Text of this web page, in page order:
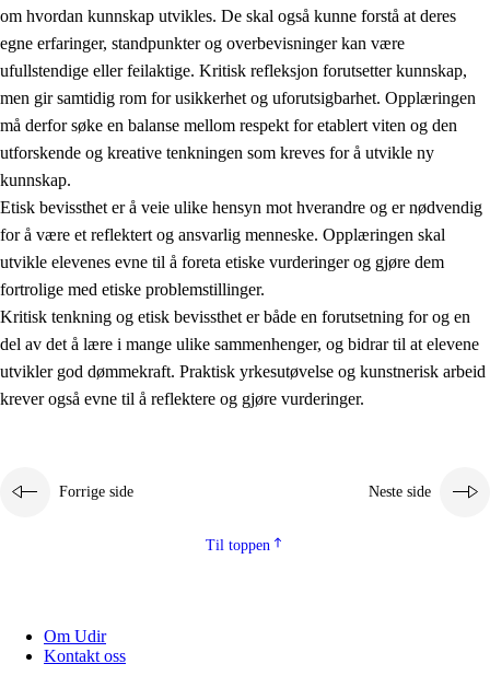
1.4 Skaperglede, engasjement og utforskertrang
1.5 Respekt for naturen og miljøbevissthet
1.6 Demokrati og medvirkning
om hvordan kunnskap utvikles. De skal også kunne forstå at deres
egne erfaringer, standpunkter og overbevisninger kan være
ufullstendige eller feilaktige. Kritisk refleksjon forutsetter kunnskap,
men gir samtidig rom for usikkerhet og uforutsigbarhet. Opplæringen
må derfor søke en balanse mellom respekt for etablert viten og den
utforskende og kreative tenkningen som kreves for å utvikle ny
kunnskap.
Etisk bevissthet er å veie ulike hensyn mot hverandre og er nødvendig
for å være et reflektert og ansvarlig menneske. Opplæringen skal
utvikle elevenes evne til å foreta etiske vurderinger og gjøre dem
fortrolige med etiske problemstillinger.
Kritisk tenkning og etisk bevissthet er både en forutsetning for og en
del av det å lære i mange ulike sammenhenger, og bidrar til at elevene
utvikler god dømmekraft. Praktisk yrkesutøvelse og kunstnerisk arbeid
krever også evne til å reflektere og gjøre vurderinger.
Forrige side Neste side
Til toppen
Om Udir
Kontakt oss